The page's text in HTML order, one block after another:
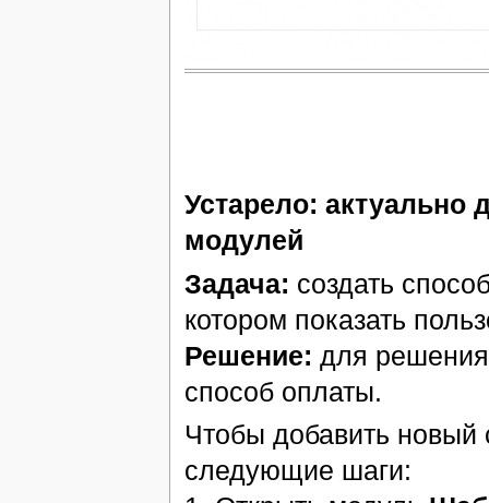
Устарело: актуально
модулей
Задача: создать
котором показать
Решение: для
способ оплаты.
Чтобы добавить новый
следующие шаги: